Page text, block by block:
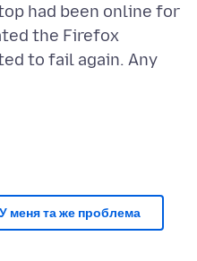
had been online for
the Firefox
to fail again. Any
У меня та же проблема